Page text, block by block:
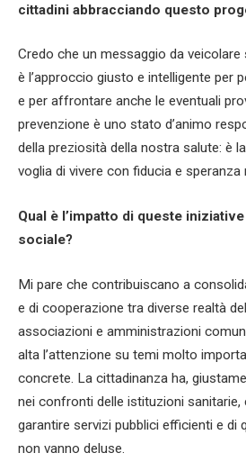
cittadini abbracciando questo
Credo che un messaggio da veicolare
è l’approccio giusto e intelligente per
e per affrontare anche le eventuali
prevenzione è uno stato d’animo
della preziosità della nostra salute: è
voglia di vivere con fiducia e
Qual è l’impatto di queste
sociale?
Mi pare che contribuiscano a
e di cooperazione tra diverse realtà
associazioni e amministrazioni
alta l’attenzione su temi molto
concrete. La cittadinanza ha,
nei confronti delle istituzioni
garantire servizi pubblici efficienti e di
non vanno deluse.